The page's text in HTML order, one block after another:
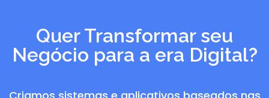
Quer Transformar seu
Negócio para a era Digital?